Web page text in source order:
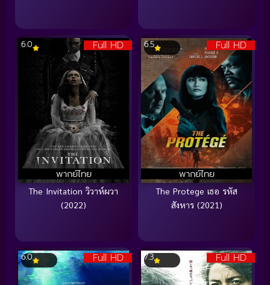
Full HD
พากย์ไทย
6.0
The Invitation วิวาห์ผวา
(2022)
Full HD
พากย์ไทย
6.5
The Protege เธอ รหัส
สังหาร (2021)
Full HD
6.0 Full HD
7.3